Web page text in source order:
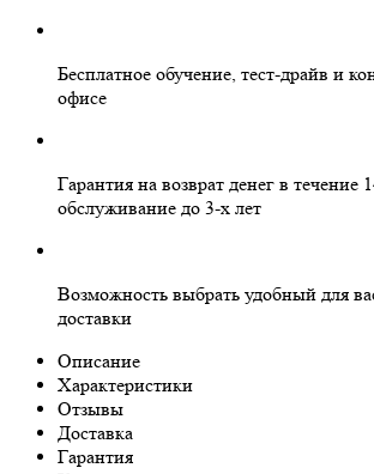
Бесплатное обучение, тест-драйв и
офисе
Гарантия на возврат денег в течение
обслуживание до 3-х лет
Возможность выбрать удобный для
доставки
Описание
Характеристики
Отзывы
Доставка
Гарантия